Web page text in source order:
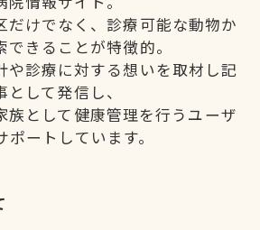
だけでなく、診療可能な動物か
できることが特徴的。
や診療に対する想いを取材し記
として発信し、
族として健康管理を行うユーザ
ポートしています。